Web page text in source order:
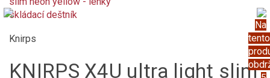
Na
tento
Knirps
KNIRPS X4U ultra light slim